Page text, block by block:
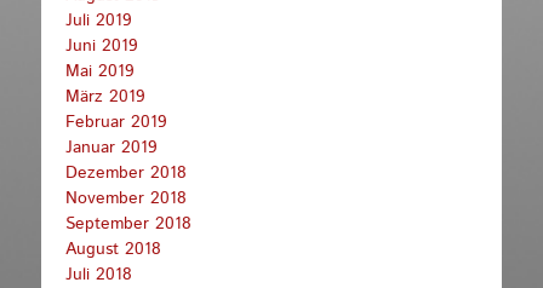
Juli 2019
Juni 2019
Mai 2019
März 2019
Februar 2019
Januar 2019
Dezember 2018
November 2018
September 2018
August 2018
Juli 2018